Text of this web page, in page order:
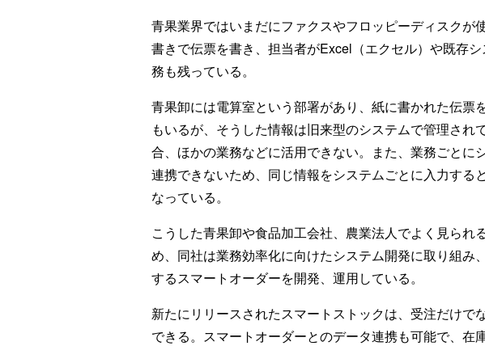
青果業界ではいまだにファクスやフロッピーディスクが
書きで伝票を書き、担当者がExcel（エクセル）や既存
務も残っている。
青果卸には電算室という部署があり、紙に書かれた伝票
もいるが、そうした情報は旧来型のシステムで管理され
合、ほかの業務などに活用できない。また、業務ごとに
連携できないため、同じ情報をシステムごとに入力する
なっている。
こうした青果卸や食品加工会社、農業法人でよく見られ
め、同社は業務効率化に向けたシステム開発に取り組み
するスマートオーダーを開発、運用している。
新たにリリースされたスマートストックは、受注だけで
できる。スマートオーダーとのデータ連携も可能で、在